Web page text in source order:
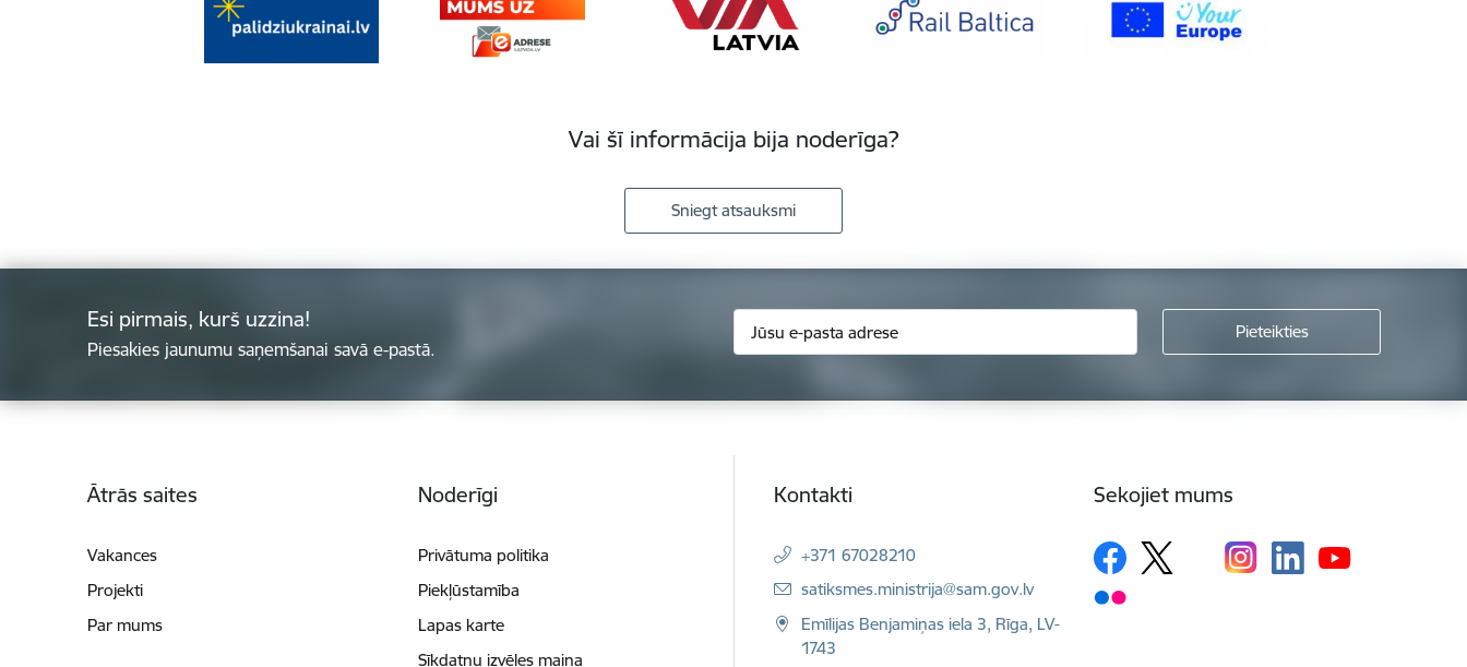
Vai šī informācija bija noderīga?
Sniegt atsauksmi
Esi pirmais, kurš uzzina!
Piesakies jaunumu saņemšanai savā e-pastā.
Ātrās saites
Vakances
Projekti
Par mums
Noderīgi
Privātuma politika
Piekļūstamība
Lapas karte
Sīkdatņu izvēles maiņa
Kontakti
+371 67028210
E-pasts:
satiksmes.ministrija@sam.gov.lv
Emīlijas Benjamiņas iela 3, Rīga, LV-
1743
Sekojiet mums